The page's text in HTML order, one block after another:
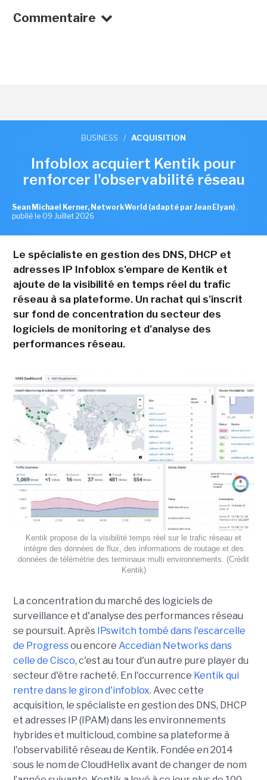
Commentaire
BUSINESS / ACQUISITION
Infoblox acquiert Kentik pour
renforcer l'observabilité réseau
Sean Michael Kerner, NetworkWorld (adapté par Jean Elyan) ,
publié le 09 Juillet 2026
Le spécialiste en gestion des DNS, DHCP et
adresses IP Infoblox s'empare de Kentik et
ajoute de la visibilité en temps réel du trafic
réseau à sa plateforme. Un rachat qui s'inscrit
sur fond de concentration du secteur des
logiciels de monitoring et d'analyse des
performances réseau.
Kentik propose de la visibilité temps réel sur le trafic réseau et
intègre des données de flux, des informations de routage et des
données de télémétrie des terminaux multi environnements. (Crédit
Kentik)
La concentration du marché des logiciels de
surveillance et d'analyse des performances réseau
se poursuit. Après IPswitch tombé dans l'escarcelle
de Progressou encore Accedian Networks dans
celle de Cisco, c'est au tour d'un autre pure player du
secteur d'être racheté. En l'occurrence Kentik qui
rentre dans le giron d'infoblox. Avec cette
acquisition, le spécialiste en gestion des DNS, DHCP
et adresses IP (IPAM) dans les environnements
hybrides et multicloud, combine sa plateforme à
l'observabilité réseau de Kentik. Fondée en 2014
sous le nom de CloudHelix avant de changer de nom